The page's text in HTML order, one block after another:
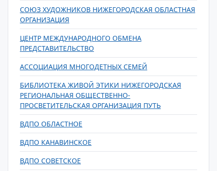
СОЮЗ ХУДОЖНИКОВ НИЖЕГОРОДСКАЯ ОБЛАСТНАЯ
ОРГАНИЗАЦИЯ
ЦЕНТР МЕЖДУНАРОДНОГО ОБМЕНА
ПРЕДСТАВИТЕЛЬСТВО
АССОЦИАЦИЯ МНОГОДЕТНЫХ СЕМЕЙ
БИБЛИОТЕКА ЖИВОЙ ЭТИКИ НИЖЕГОРОДСКАЯ
РЕГИОНАЛЬНАЯ ОБЩЕСТВЕННО-
ПРОСВЕТИТЕЛЬСКАЯ ОРГАНИЗАЦИЯ ПУТЬ
ВДПО ОБЛАСТНОЕ
ВДПО КАНАВИНСКОЕ
ВДПО СОВЕТСКОЕ